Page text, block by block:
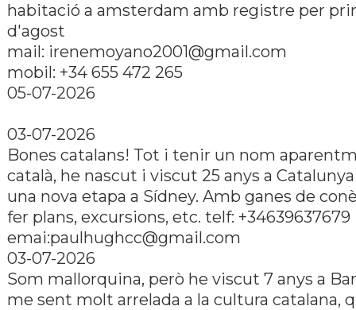
habitació a amsterdam amb registre per
d'agost
mail: irenemoyano2001@gmail.com
mobil: +34 655 472 265
05-07-2026
03-07-2026
Bones catalans! Tot i tenir un nom
català, he nascut i viscut 25 anys a
una nova etapa a Sídney. Amb ganes de
fer plans, excursions, etc. telf: +34639637679
emai:paulhughcc@gmail.com
03-07-2026
Som mallorquina, però he viscut 7 anys a
me sent molt arrelada a la cultura catalana,